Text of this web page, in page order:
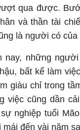
qua được.
và thần tài
là người có của
nay, những
bất kể làm
giàu chỉ trong
việc cũng dần
nghiệp tuổi
mái đến vài năm